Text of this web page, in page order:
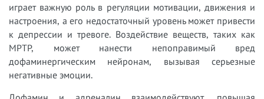
играет важную роль в регуляции мотивации, движения и
настроения, а его недостаточный уровень может привести
к депрессии и тревоге. Воздействие веществ, таких как
MPTP, может нанести непоправимый вред
дофаминергическим нейронам, вызывая серьезные
негативные эмоции.